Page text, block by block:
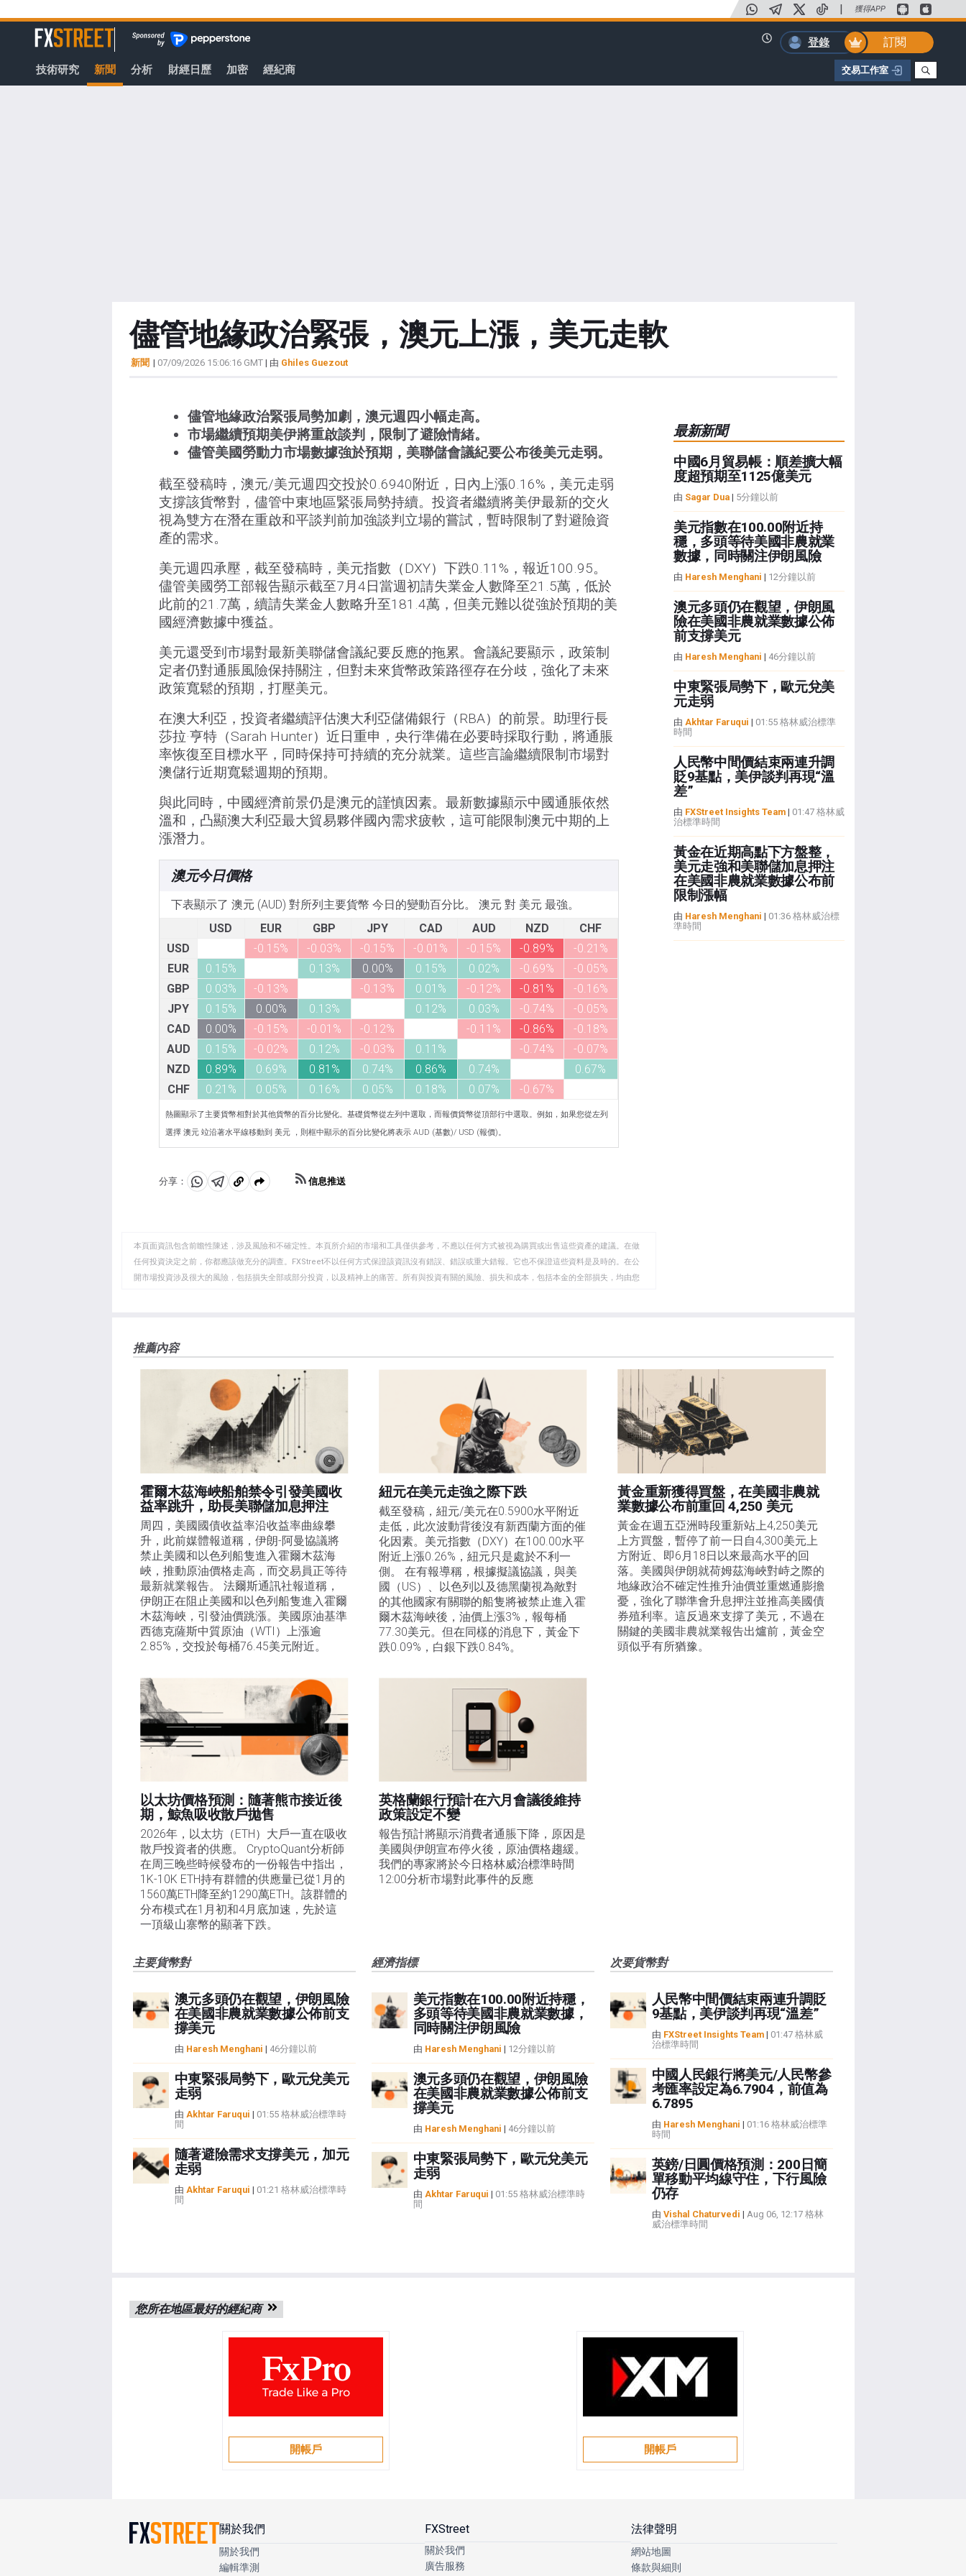
至
容
| 獲得APP
FXStreet
登錄
訂閱
技術研究 新聞 分析 財經日歷 加密 經紀商 交易工作室
儘管地緣政治緊張，澳元上漲，美元走軟
新聞 | 07/09/2026 15:06:16 GMT| 由 Ghiles Guezout
儘管地緣政治緊張局勢加劇，澳元週四小幅走高。
市場繼續預期美伊將重啟談判，限制了避險情緒。
儘管美國勞動力市場數據強於預期，美聯儲會議紀要公布後美元走弱。
截至發稿時，澳元/美元週四交投於0.6940附近，日內上漲0.16%，美元走弱
支撐該貨幣對，儘管中東地區緊張局勢持續。投資者繼續將美伊最新的交火
視為雙方在潛在重啟和平談判前加強談判立場的嘗試，暫時限制了對避險資
產的需求。
美元週四承壓，截至發稿時，美元指數（DXY）下跌0.11%，報近100.95。
儘管美國勞工部報告顯示截至7月4日當週初請失業金人數降至21.5萬，低於
此前的21.7萬，續請失業金人數略升至181.4萬，但美元難以從強於預期的美
國經濟數據中獲益。
美元還受到市場對最新美聯儲會議紀要反應的拖累。會議紀要顯示，政策制
定者仍對通脹風險保持關注，但對未來貨幣政策路徑存在分歧，強化了未來
政策寬鬆的預期，打壓美元。
在澳大利亞，投資者繼續評估澳大利亞儲備銀行（RBA）的前景。助理行長
莎拉·亨特（Sarah Hunter）近日重申，央行準備在必要時採取行動，將通脹
率恢復至目標水平，同時保持可持續的充分就業。這些言論繼續限制市場對
澳儲行近期寬鬆週期的預期。
與此同時，中國經濟前景仍是澳元的謹慎因素。最新數據顯示中國通脹依然
溫和，凸顯澳大利亞最大貿易夥伴國內需求疲軟，這可能限制澳元中期的上
漲潛力。
澳元今日價格
下表顯示了 澳元 (AUD) 對所列主要貨幣 今日的變動百分比。 澳元 對 美元 最強。
USD
EUR GBP JPY CAD AUD NZD
CHF
USD
-0.15% -0.03% -0.15% -0.01% -0.15% -0.89%
-0.21%
EUR
0.15% 0.13% 0.00% 0.15% 0.02% -0.69%
-0.05%
GBP
0.03% -0.13% -0.13% 0.01% -0.12% -0.81%
-0.16%
JPY
0.15% 0.00% 0.13% 0.12% 0.03% -0.74%
-0.05%
CAD
0.00% -0.15% -0.01% -0.12% -0.11% -0.86%
-0.18%
AUD
0.15% -0.02% 0.12% -0.03% 0.11% -0.74%
-0.07%
NZD
0.89% 0.69% 0.81% 0.74% 0.86% 0.74%
0.67%
CHF
0.21% 0.05% 0.16% 0.05% 0.18% 0.07% -0.67%
熱圖顯示了主要貨幣相對於其他貨幣的百分比變化。基礎貨幣從左列中選取，而報價貨幣從頂部行中選取。例如，如果您從左列
選擇 澳元 竝沿著水平線移動到 美元 ，則框中顯示的百分比變化將表示 AUD (基數)/ USD (報價)。
分享：
分
WhatsApp
分
Telegram
複
剪
貼
板
信息推送
本頁面資訊包含前瞻性陳述，涉及風險和不確定性。本頁所介紹的市場和工具僅供參考，不應以任何方式被視為購買或出售這些資產的建議。在做
任何投資決定之前，你都應該做充分的調查。FXStreet不以任何方式保證該資訊沒有錯誤、錯誤或重大錯報。它也不保證這些資料是及時的。在公
開市場投資涉及很大的風險，包括損失全部或部分投資，以及精神上的痛苦。所有與投資有關的風險、損失和成本，包括本金的全部損失，均由您
FXStreet和作者不提供個性化的建議。作者對該資訊的準確性、完整性或適用性不作任何陳述。FXStreet和作者將不承擔任何錯誤，遺漏或任何損
失，傷害或損害由此資訊及其顯示或使用引起的。錯誤和遺漏除外。本文作者和FXStreet並非註冊投資顧問，本文內容無意提供任何投資建議。
最新新聞
中國6月貿易帳：順差擴大幅
度超預期至1125億美元
由 Sagar Dua| 5分鐘以前
美元指數在100.00附近持
穩，多頭等待美國非農就業
數據，同時關注伊朗風險
由 Haresh Menghani | 12分鐘以前
澳元多頭仍在觀望，伊朗風
險在美國非農就業數據公佈
前支撐美元
由 Haresh Menghani | 46分鐘以前
中東緊張局勢下，歐元兌美
元走弱
由 Akhtar Faruqui | 01:55 格林威治標準
時間
人民幣中間價結束兩連升調
貶9基點，美伊談判再現“溫
差”
由 FXStreet Insights Team| 01:47 格林威
治標準時間
黃金在近期高點下方盤整，
美元走強和美聯儲加息押注
在美國非農就業數據公布前
限制漲幅
由 Haresh Menghani | 01:36 格林威治標
準時間
推薦內容
霍爾木茲海峽船舶禁令引發美國收
益率跳升，助長美聯儲加息押注
周四，美國國債收益率沿收益率曲線攀
升，此前媒體報道稱，伊朗-阿曼協議將
禁止美國和以色列船隻進入霍爾木茲海
峽，推動原油價格走高，而交易員正等待
最新就業報告。 法爾斯通訊社報道稱，
伊朗正在阻止美國和以色列船隻進入霍爾
木茲海峽，引發油價跳漲。美國原油基準
西德克薩斯中質原油（WTI）上漲逾
2.85%，交投於每桶76.45美元附近。
紐元在美元走強之際下跌
截至發稿，紐元/美元在0.5900水平附近
走低，此次波動背後沒有新西蘭方面的催
化因素。美元指數（DXY）在100.00水平
附近上漲0.26%，紐元只是處於不利一
側。 在有報導稱，根據擬議協議，與美
國（US）、以色列以及德黑蘭視為敵對
的其他國家有關聯的船隻將被禁止進入霍
爾木茲海峽後，油價上漲3%，報每桶
77.30美元。但在同樣的消息下，黃金下
跌0.09%，白銀下跌0.84%。
黃金重新獲得買盤，在美國非農就
業數據公布前重回 4,250 美元
黃金在週五亞洲時段重新站上4,250美元
上方買盤，暫停了前一日自4,300美元上
方附近、即6月18日以來最高水平的回
落。美國與伊朗就荷姆茲海峽對峙之際的
地緣政治不確定性推升油價並重燃通膨擔
憂，強化了聯準會升息押注並推高美國債
券殖利率。這反過來支撐了美元，不過在
關鍵的美國非農就業報告出爐前，黃金空
頭似乎有所猶豫。
以太坊價格預測：隨著熊市接近後
期，鯨魚吸收散戶拋售​
2026年，以太坊（ETH）大戶一直在吸收
散戶投資者的供應。 CryptoQuant分析師
在周三晚些時候發布的一份報告中指出，
1K-10K ETH持有群體的供應量已從1月的
1560萬ETH降至約1290萬ETH。該群體的
分布模式在1月初和4月底加速，先於這
一頂級山寨幣的顯著下跌。
英格蘭銀行預計在六月會議後維持
政策設定不變
報告預計將顯示消費者通脹下降，原因是
美國與伊朗宣布停火後，原油價格趨緩。
我們的專家將於今日格林威治標準時間
12:00分析市場對此事件的反應
主要貨幣對
澳元多頭仍在觀望，伊朗風險
在美國非農就業數據公佈前支
撐美元
由 Haresh Menghani | 46分鐘以前
中東緊張局勢下，歐元兌美元
走弱
由 Akhtar Faruqui | 01:55 格林威治標準時
間
隨著避險需求支撐美元，加元
走弱
由 Akhtar Faruqui | 01:21 格林威治標準時
間
經濟指標
美元指數在100.00附近持穩，
多頭等待美國非農就業數據，
同時關注伊朗風險
由 Haresh Menghani | 12分鐘以前
澳元多頭仍在觀望，伊朗風險
在美國非農就業數據公佈前支
撐美元
由 Haresh Menghani | 46分鐘以前
中東緊張局勢下，歐元兌美元
走弱
由 Akhtar Faruqui | 01:55 格林威治標準時
間
次要貨幣對
人民幣中間價結束兩連升調貶
9基點，美伊談判再現“溫差”
由 FXStreet Insights Team| 01:47 格林威
治標準時間
中國人民銀行將美元/人民幣參
考匯率設定為6.7904，前值為
6.7895
由 Haresh Menghani | 01:16 格林威治標準
時間
英鎊/日圓價格預測：200日簡
單移動平均線守住，下行風險
仍存
由 Vishal Chaturvedi | Aug 06, 12:17 格林
威治標準時間
您所在地區最好的經紀商
開帳戶 開帳戶
關於我們
關於我們
編輯準測
FXStreet
關於我們
廣告服務
法律聲明
網站地圖
條款與細則